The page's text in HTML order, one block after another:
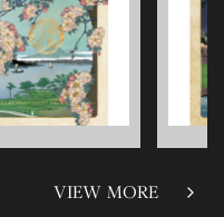
VIEW MORE